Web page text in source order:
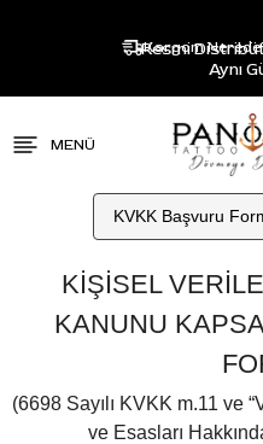
Resmi
Aynı
Kargom
KVKK Başvuru
KİŞİSEL
KANUNU
(6698 Sayılı KVKK m.11 ve
ve Esasları